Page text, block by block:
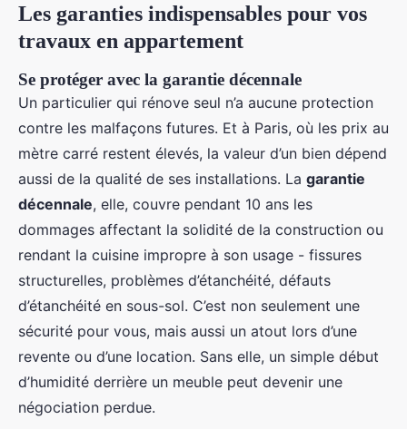
Les garanties indispensables pour vos
travaux en appartement
Se protéger avec la garantie décennale
Un particulier qui rénove seul n’a aucune protection
contre les malfaçons futures. Et à Paris, où les prix au
mètre carré restent élevés, la valeur d’un bien dépend
aussi de la qualité de ses installations. La garantie
décennale, elle, couvre pendant 10 ans les
dommages affectant la solidité de la construction ou
rendant la cuisine impropre à son usage - fissures
structurelles, problèmes d’étanchéité, défauts
d’étanchéité en sous-sol. C’est non seulement une
sécurité pour vous, mais aussi un atout lors d’une
revente ou d’une location. Sans elle, un simple début
d’humidité derrière un meuble peut devenir une
négociation perdue.